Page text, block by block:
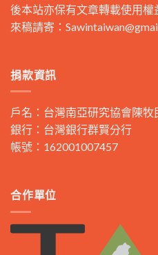
後本站亦保有文章轉載使用權
來稿請寄：
捐款資訊
戶名：台灣南亞研究協會陳牧
銀行：台灣銀行群賢分行
帳號：162001007457
合作單位